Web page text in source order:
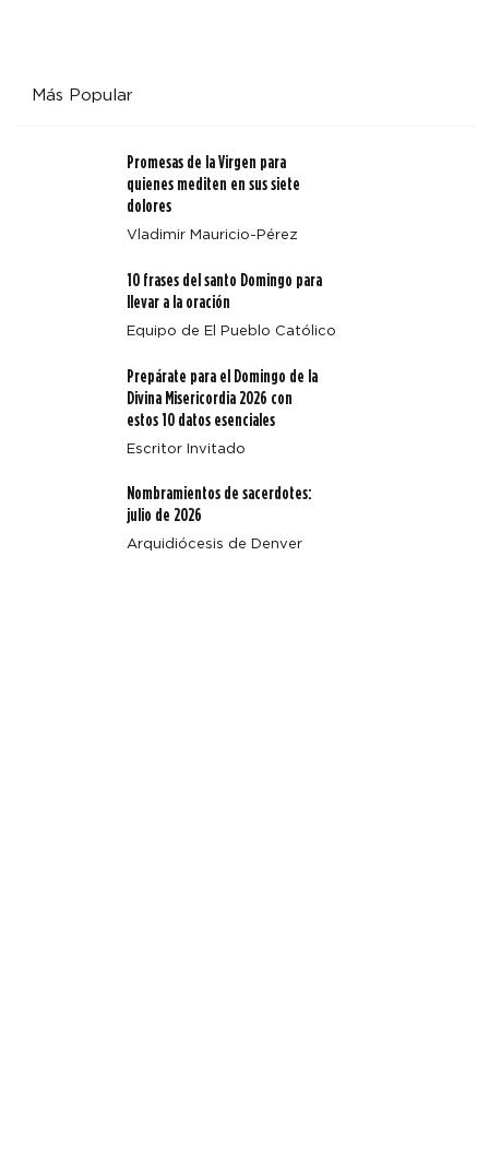
Alegría y diversión toman las alturas en Fiat Fest del
Más Popular
Promesas de la Virgen para
quienes mediten en sus siete
dolores
Vladimir Mauricio-Pérez
10 frases del santo Domingo para
llevar a la oración
Equipo de El Pueblo Católico
Prepárate para el Domingo de la
Divina Misericordia 2026 con
estos 10 datos esenciales
Escritor Invitado
Nombramientos de sacerdotes:
julio de 2026
Arquidiócesis de Denver